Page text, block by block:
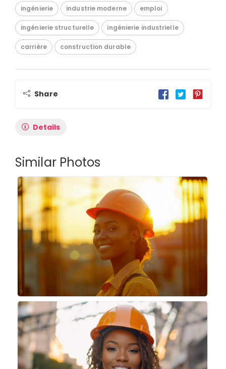
ingénierie industrie moderne emploi
ingénierie structurelle ingénierie industrielle
carrière construction durable
Share
Details
Similar Photos